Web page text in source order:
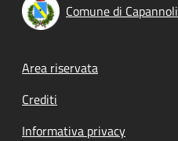
Comune di Capannoli
Footer menu
Area riservata
Crediti
Informativa privacy